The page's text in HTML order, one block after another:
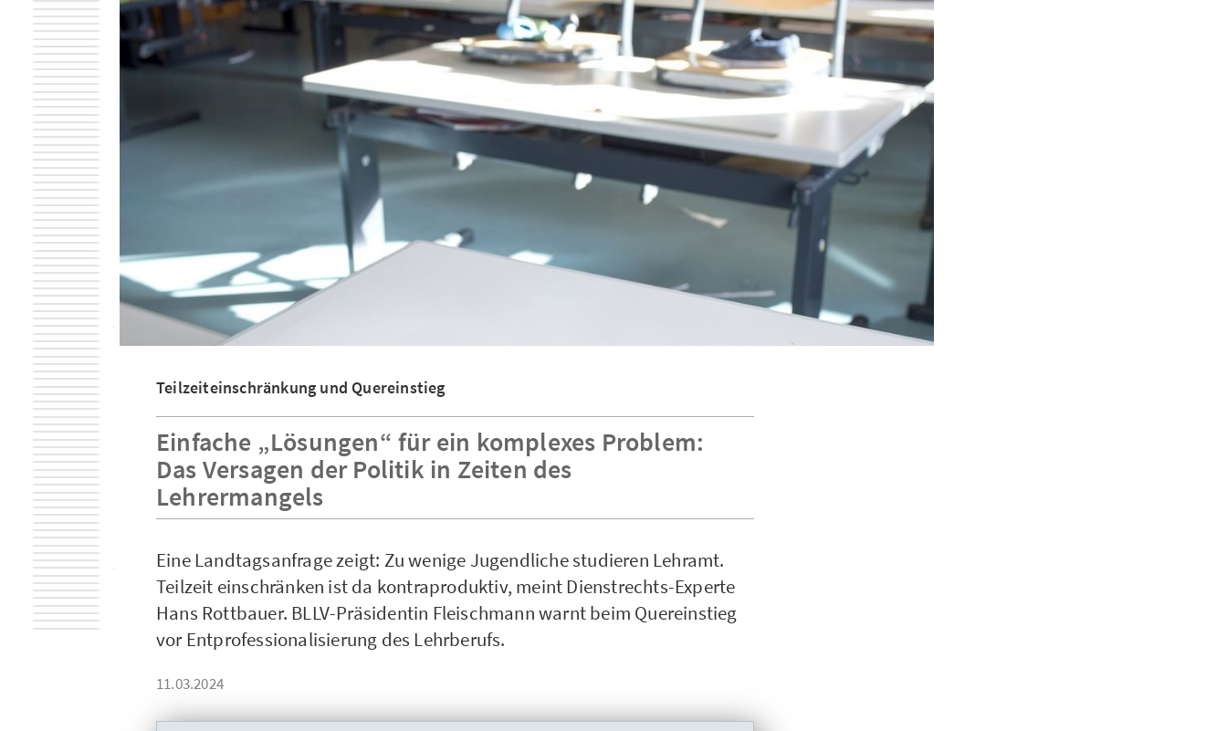
Teilzeiteinschränkung und Quereinstieg
Einfache „Lösungen“ für ein komplexes Problem:
Das Versagen der Politik in Zeiten des
Lehrermangels
Eine Landtagsanfrage zeigt: Zu wenige Jugendliche studieren Lehramt.
Teilzeit einschränken ist da kontraproduktiv, meint Dienstrechts-Experte
Hans Rottbauer. BLLV-Präsidentin Fleischmann warnt beim Quereinstieg
vor Entprofessionalisierung des Lehrberufs.
11.03.2024